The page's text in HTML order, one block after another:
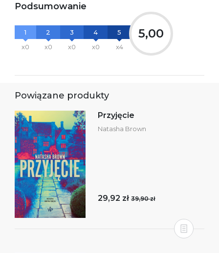
Podsumowanie
1
x0
2
x0
3
x0
4
x0
5
x4
5,00
Powiązane produkty
Przyjęcie
Natasha Brown
29,92 zł 39,90 zł